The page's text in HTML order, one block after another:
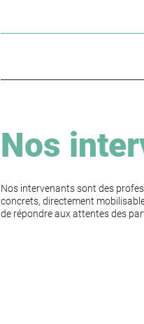
Nos
Nos intervenants sont des
concrets, directement
de répondre aux attentes des